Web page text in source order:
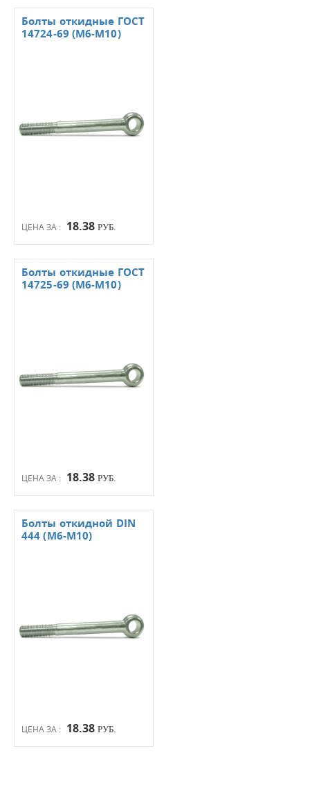
ЦЕНА ЗА : 18.38 РУБ.
Болты откидные ГОСТ
14724-69 (М6-М10)
ЦЕНА ЗА : 18.38 РУБ.
Болты откидные ГОСТ
14725-69 (М6-М10)
ЦЕНА ЗА : 18.38 РУБ.
Болты откидной DIN
444 (М6-М10)